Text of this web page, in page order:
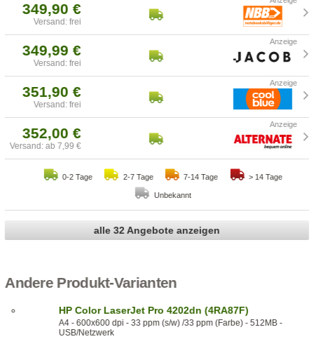
349,90 €
Versand: frei
349,99 €
Versand: frei
351,90 €
Versand: frei
352,00 €
Versand: ab 7,99 €
0-2 Tage 2-7 Tage 7-14 Tage > 14 Tage
Unbekannt
alle 32 Angebote anzeigen
Andere Produkt-Varianten
HP Color LaserJet Pro 4202dn (4RA87F)
A4 - 600x600 dpi - 33 ppm (s/w) /33 ppm (Farbe) - 512MB -
USB/Netzwerk